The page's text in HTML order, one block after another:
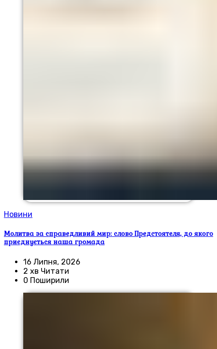
Новини
Молитва за справедливий мир: слово Предстоятеля, до якого
приєднується наша громада
16 Липня, 2026
2 хв Читати
0 Поширили